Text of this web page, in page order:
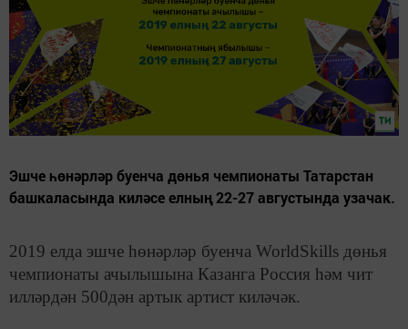
Эшче һөнәрләр буенча дөнья чемпионаты Татарстан
башкаласында киләсе елның 22-27 августында узачак.
2019 елда эшче һөнәрләр буенча WorldSkills дөнья
чемпионаты ачылышына Казанга Россия һәм чит
илләрдән 500дән артык артист киләчәк.